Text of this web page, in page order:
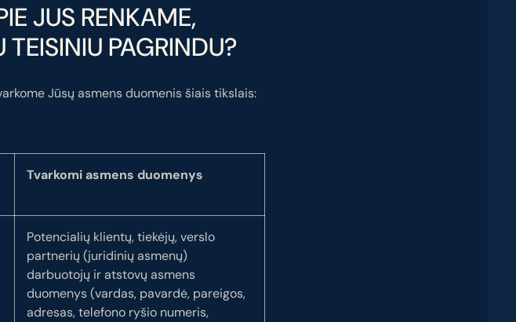
JUS RENKAME,
PAGRINDU?
Jūsų asmens duomenis šiais tikslais:
Tvarkomi asmens duomenys
Potencialių klientų, tiekėjų, verslo
partnerių (juridinių asmenų)
darbuotojų ir atstovų asmens
duomenys (vardas, pavardė, pareigos,
adresas, telefono ryšio numeris,